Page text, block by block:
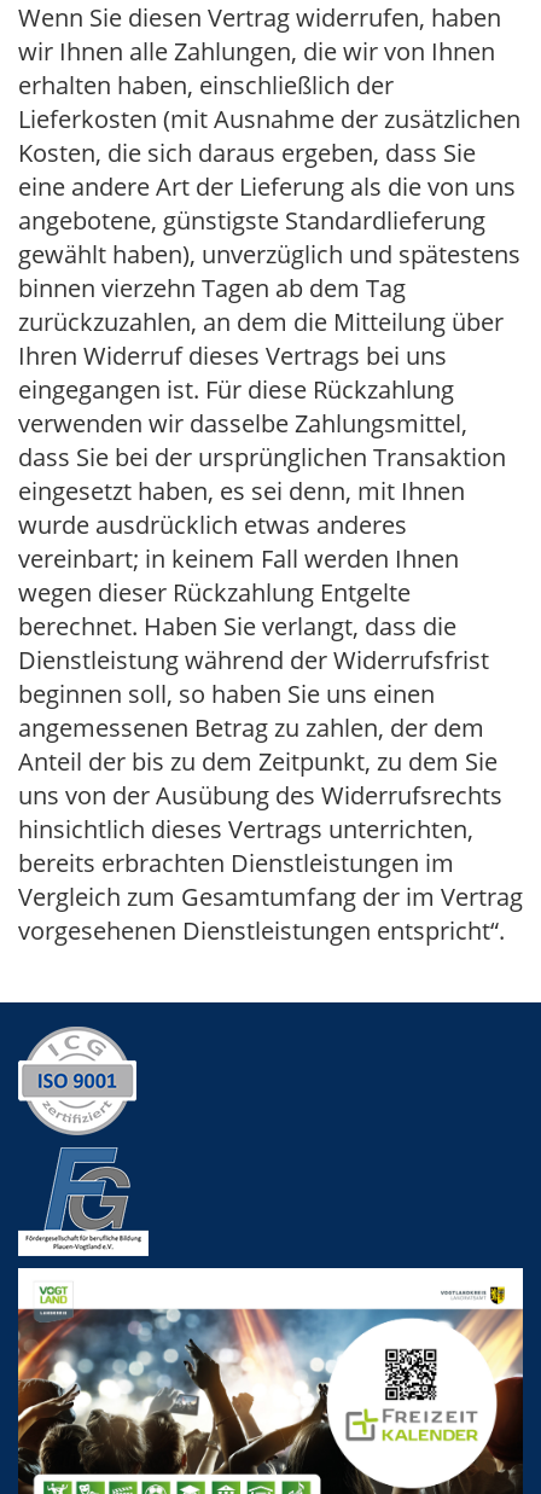
Wenn Sie diesen Vertrag widerrufen, haben
wir Ihnen alle Zahlungen, die wir von Ihnen
erhalten haben, einschließlich der
Lieferkosten (mit Ausnahme der zusätzlichen
Kosten, die sich daraus ergeben, dass Sie
eine andere Art der Lieferung als die von uns
angebotene, günstigste Standardlieferung
gewählt haben), unverzüglich und spätestens
binnen vierzehn Tagen ab dem Tag
zurückzuzahlen, an dem die Mitteilung über
Ihren Widerruf dieses Vertrags bei uns
eingegangen ist. Für diese Rückzahlung
verwenden wir dasselbe Zahlungsmittel,
dass Sie bei der ursprünglichen Transaktion
eingesetzt haben, es sei denn, mit Ihnen
wurde ausdrücklich etwas anderes
vereinbart; in keinem Fall werden Ihnen
wegen dieser Rückzahlung Entgelte
berechnet. Haben Sie verlangt, dass die
Dienstleistung während der Widerrufsfrist
beginnen soll, so haben Sie uns einen
angemessenen Betrag zu zahlen, der dem
Anteil der bis zu dem Zeitpunkt, zu dem Sie
uns von der Ausübung des Widerrufsrechts
hinsichtlich dieses Vertrags unterrichten,
bereits erbrachten Dienstleistungen im
Vergleich zum Gesamtumfang der im Vertrag
vorgesehenen Dienstleistungen entspricht“.